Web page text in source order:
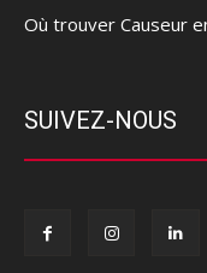
Où trouver Causeur
SUIVEZ-NOUS